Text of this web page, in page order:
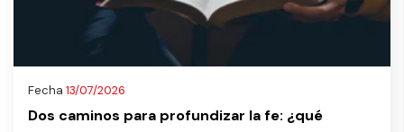
Fecha 13/07/2026
Dos caminos para profundizar la fe: ¿qué